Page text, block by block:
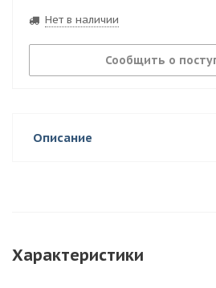
Нет в наличии
Сообщить о
Описание
Характеристики